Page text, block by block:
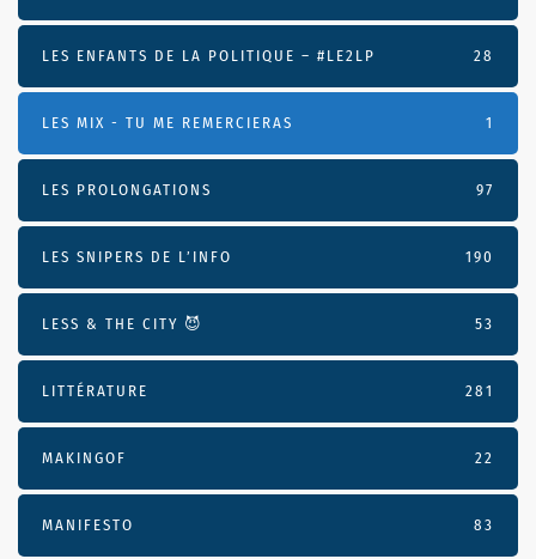
LES ENFANTS DE LA POLITIQUE – #LE2LP 28
LES MIX - TU ME REMERCIERAS 1
LES PROLONGATIONS 97
LES SNIPERS DE L’INFO 190
LESS & THE CITY 😈 53
LITTÉRATURE 281
MAKINGOF 22
MANIFESTO 83